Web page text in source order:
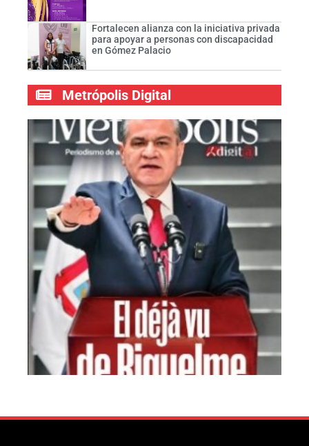
Fortalecen alianza con la iniciativa privada
para apoyar a personas con discapacidad
en Gómez Palacio
Metrópolis Digital